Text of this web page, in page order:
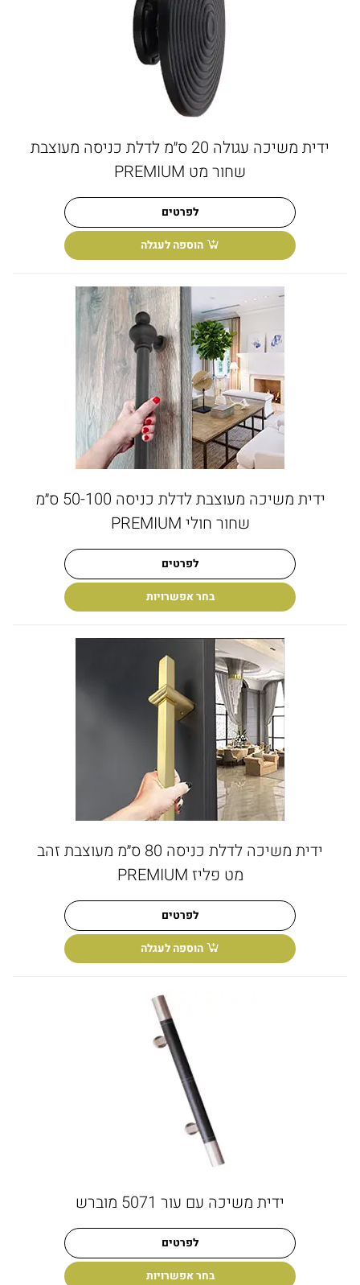
ידית משיכה עגולה 20 ס״מ לדלת כניסה מעוצבת
שחור מט PREMIUM
לפרטים
הוספה לעגלה
ידית משיכה מעוצבת לדלת כניסה 50-100 ס״מ
שחור חולי PREMIUM
לפרטים
בחר אפשרויות
ידית משיכה לדלת כניסה 80 ס״מ מעוצבת זהב
מט פליז PREMIUM
לפרטים
הוספה לעגלה
ידית משיכה עם עור 5071 מוברש
לפרטים
בחר אפשרויות